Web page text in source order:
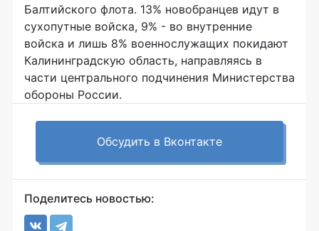
Балтийского флота. 13% новобранцев идут в
сухопутные войска, 9% - во внутренние
войска и лишь 8% военнослужащих покидают
Калининградскую область, направляясь в
части центрального подчинения Министерства
обороны России.
Обсудить в Вконтакте
Поделитесь новостью: